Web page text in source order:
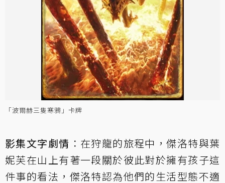
「波爾赫三隻寒鴉」卡牌
影集文字劇情 ：在狩龍的旅程中，傑洛特與葉
妮芙在山上有著一段關於彼此對於擁有孩子這
件事的看法，傑洛特認為他們的生活型態不適